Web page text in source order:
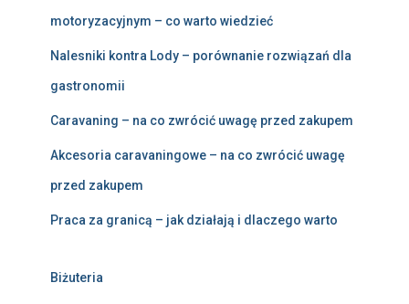
motoryzacyjnym – co warto wiedzieć
Nalesniki kontra Lody – porównanie rozwiązań dla
gastronomii
Caravaning – na co zwrócić uwagę przed zakupem
Akcesoria caravaningowe – na co zwrócić uwagę
przed zakupem
Praca za granicą – jak działają i dlaczego warto
Biżuteria